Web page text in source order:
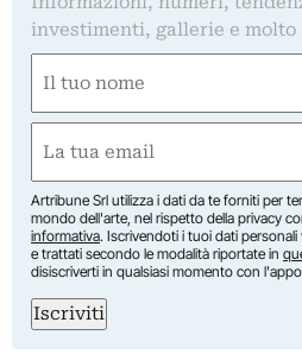
investimenti, gallerie e molto
(Required)
First
(Required)
Artribune Srl utilizza i dati da te forniti per
mondo dell'arte, nel rispetto della privacy
informativa. Iscrivendoti i tuoi dati
e trattati secondo le modalità riportate in
disiscriverti in qualsiasi momento con
Iscriviti